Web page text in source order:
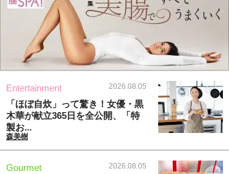
Entertainment 2026.08.05
「ほぼ自炊」って驚き！女優・黒
木華が献立365日を全公開、「特
製お...
森美樹
Gourmet 2026.08.05